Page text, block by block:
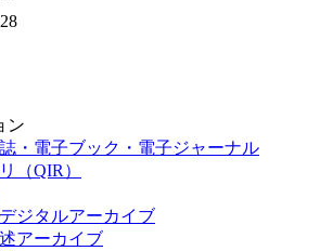
ン
・電子ブック・電子ジャーナル
（QIR）
ジタルアーカイブ
アーカイブ